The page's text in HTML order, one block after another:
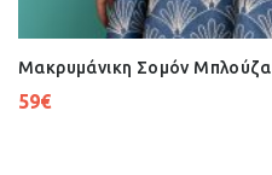
Μακρυμάνικη Σομόν Μπλούζα
59€